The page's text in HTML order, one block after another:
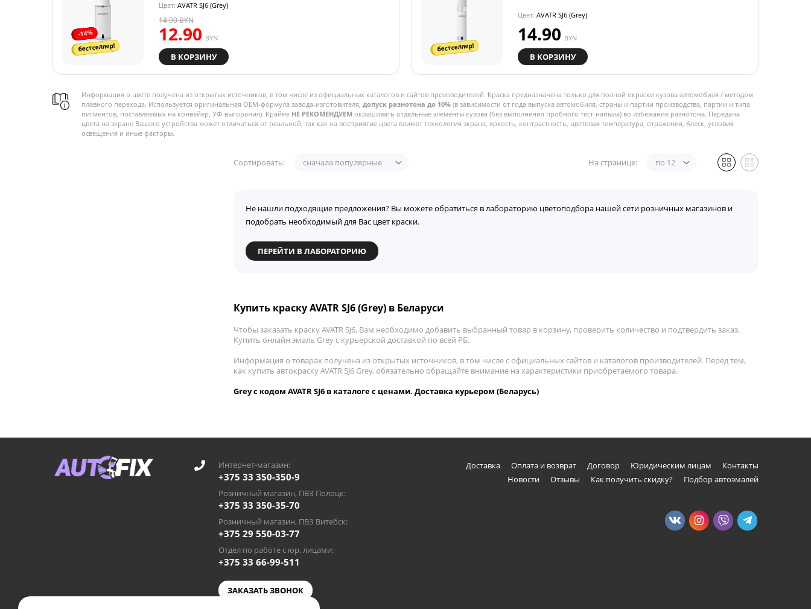
-14%
бестселлер!
Цвет: AVATR SJ6 (Grey)
12.90 BYN
14.90BYN
В КОРЗИНУ
бестселлер!
Цвет: AVATR SJ6 (Grey)
14.90 BYN
В КОРЗИНУ
Информация о цвете получена из открытых источников, в том числе из официальных каталогов и сайтов производителей. Краска предназначена только для полной окраски кузова автомобиля / методом
плавного перехода. Используется оригинальная OEM-формула завода-изготовителя, допуск разнотона до 10% (в зависимости от года выпуска автомобиля, страны и партии производства, партии и типа
пигментов, поставляемых на конвейер, УФ-выгорания). Крайне НЕ РЕКОМЕНДУЕМ окрашивать отдельные элементы кузова (без выполнения пробного тест-напыла) во избежание разнотона. Передача
цвета на экране Вашего устройства может отличаться от реальной, так как на восприятие цвета влияют технология экрана, яркость, контрастность, цветовая температура, отражения, блеск, условия
освещения и иные факторы.
Сортировать: сначала популярные На странице: по 12
Не нашли подходящие предложения? Вы можете обратиться в лабораторию цветоподбора нашей сети розничных магазинов и
подобрать необходимый для Вас цвет краски.
ПЕРЕЙТИ В ЛАБОРАТОРИЮ
Купить краску AVATR SJ6 (Grey) в Беларуси
Чтобы заказать краску AVATR SJ6, Вам необходимо добавить выбранный товар в корзину, проверить количество и подтвердить заказ.
Купить онлайн эмаль Grey с курьерской доставкой по всей РБ.
Информация о товарах получена из открытых источников, в том числе с официальных сайтов и каталогов производителей. Перед тем,
как купить автокраску AVATR SJ6 Grey, обязательно обращайте внимание на характеристики приобретаемого товара.
Grey с кодом AVATR SJ6 в каталоге с ценами. Доставка курьером (Беларусь)
Интернет-магазин:
+375 33 350-350-9
Розничный магазин, ПВЗ Полоцк:
+375 33 350-35-70
Розничный магазин, ПВЗ Витебск:
+375 29 550-03-77
Отдел по работе с юр. лицами:
+375 33 66-99-511
ЗАКАЗАТЬ ЗВОНОК
Доставка Оплата и возврат Договор Юридическим лицам
Контакты
Новости
Отзывы Как получить скидку? Подбор автоэмалей